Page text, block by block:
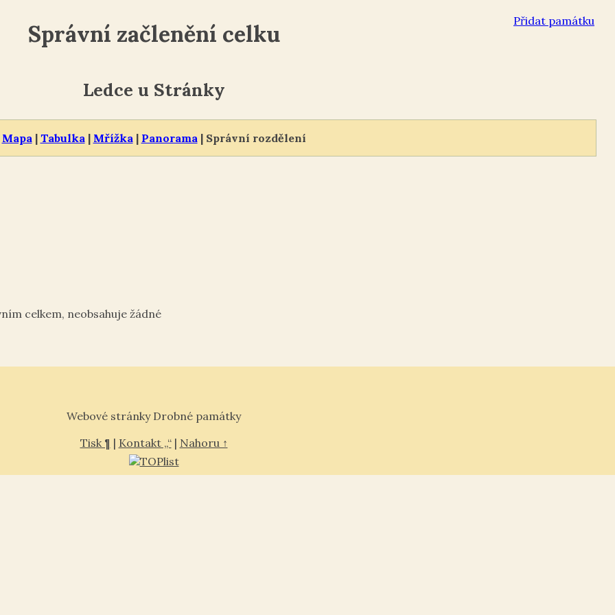
Přidat památku
Správní začlenění celku
Mapa | Tabulka | Mřížka | Panorama | Správní rozdělení
Ledce u Stránky
celkem, neobsahuje žádné
Webové stránky Drobné památky
Tisk ¶ | Kontakt „“| Nahoru ↑